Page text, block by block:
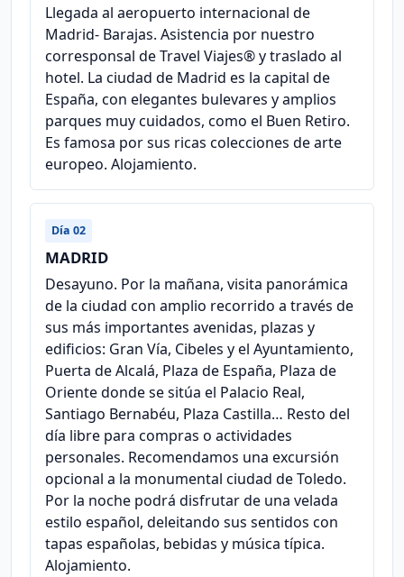
Llegada al aeropuerto internacional de
Madrid- Barajas. Asistencia por nuestro
corresponsal de Travel Viajes® y traslado al
hotel. La ciudad de Madrid es la capital de
España, con elegantes bulevares y amplios
parques muy cuidados, como el Buen Retiro.
Es famosa por sus ricas colecciones de arte
europeo. Alojamiento.
Día 02
MADRID
Desayuno. Por la mañana, visita panorámica
de la ciudad con amplio recorrido a través de
sus más importantes avenidas, plazas y
edificios: Gran Vía, Cibeles y el Ayuntamiento,
Puerta de Alcalá, Plaza de España, Plaza de
Oriente donde se sitúa el Palacio Real,
Santiago Bernabéu, Plaza Castilla… Resto del
día libre para compras o actividades
personales. Recomendamos una excursión
opcional a la monumental ciudad de Toledo.
Por la noche podrá disfrutar de una velada
estilo español, deleitando sus sentidos con
tapas españolas, bebidas y música típica.
Alojamiento.